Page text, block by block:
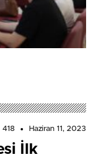
418 Haziran 11, 2023
İlk